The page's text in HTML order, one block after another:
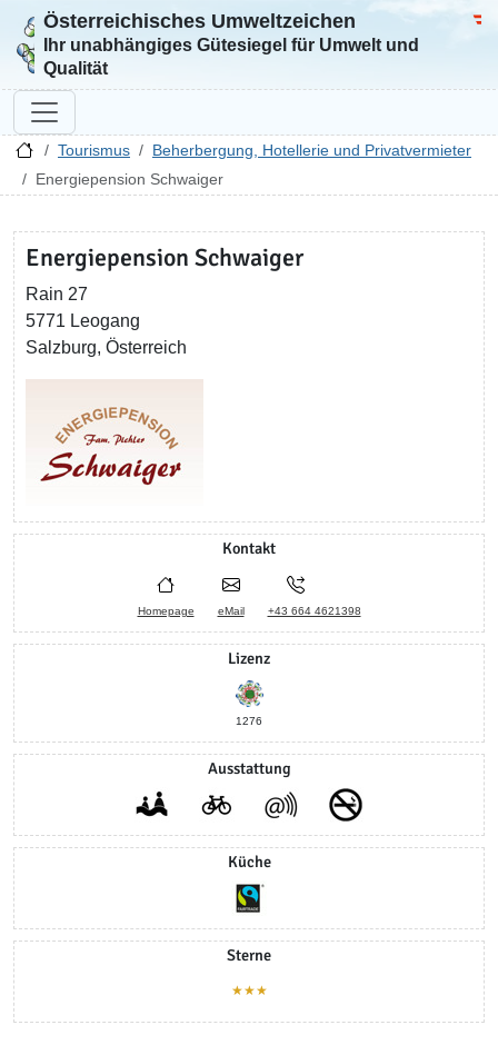
Zur Startseite
Österreichisches Umweltzeichen
Ihr unabhängiges Gütesiegel für Umwelt und
Qualität
Tourismus
Beherbergung, Hotellerie und Privatvermieter
Energiepension Schwaiger
Energiepension Schwaiger
Rain 27
5771 Leogang
Salzburg, Österreich
Kontakt
Homepage eMail +43 664 4621398
Lizenz
1276
Ausstattung
Küche
Sterne
★★★